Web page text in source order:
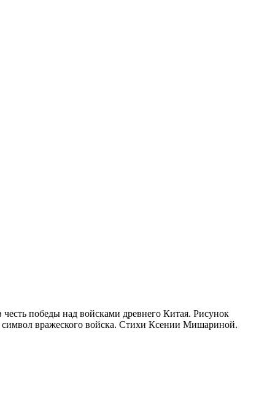
победы над войсками древнего Китая. Рисунок
вражеского войска. Стихи Ксении Мишариной.